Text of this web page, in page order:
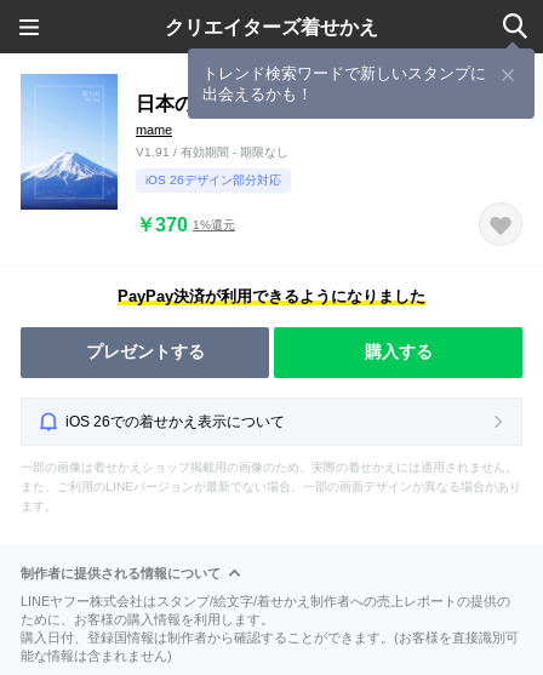
クリエイターズ着せかえ
トレンド検索ワードで新しいスタンプに
出会えるかも！
日本の美しい風景－富士山 3
mame
V1.91 / 有効期間 - 期限なし
iOS 26デザイン部分対応
￥370 1%還元
PayPay決済が利用できるようになりました
プレゼントする 購入する
iOS 26での着せかえ表示について
一部の画像は着せかえショップ掲載用の画像のため、実際の着せかえには適用されません。
また、ご利用のLINEバージョンが最新でない場合、一部の画面デザインが異なる場合があり
ます。
制作者に提供される情報について
LINEヤフー株式会社はスタンプ/絵文字/着せかえ制作者への売上レポートの提供の
ために、お客様の購入情報を利用します。
購入日付、登録国情報は制作者から確認することができます。(お客様を直接識別可
能な情報は含まれません)